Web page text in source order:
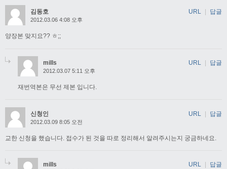
김동호
2012.03.06 4:08 오후
양장본 맞지요?? ㅎ;;
URL 답글
mills
2012.03.07 5:11 오후
재번역본은 무선 제본 입니다.
URL 답글
신청인
2012.03.09 8:05 오전
교한 신청을 했습니다. 접수가 된 것을 따로 정리해서 알려주시는지 궁금하네요.
URL | 답글
mills URL 답글